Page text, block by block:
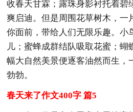
收春天甘霖；露珠身影衬托着碧
爽启迪。但是周围花草树木，一
你面前，带给人们无限乐趣。小
儿；蜜蜂成群结队吸取花蜜；蝴
幅大自然美景便逐客油然而生，
勃勃。
春天来了作文400字 篇5